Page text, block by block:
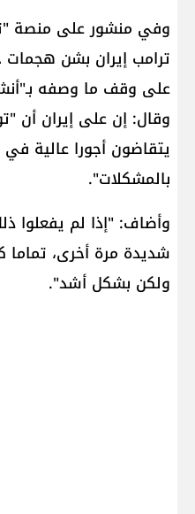
وفي منشور على منصة
ترامب إيران بشن هجمات
على وقف ما وصفه
وقال: إن على إيران أن
يتقاضون أجورا عالية
بالمشكلات".
وأضاف: "إذا لم يفعلوا
شديدة مرة أخرى، تماما
ولكن بشكل أشد".